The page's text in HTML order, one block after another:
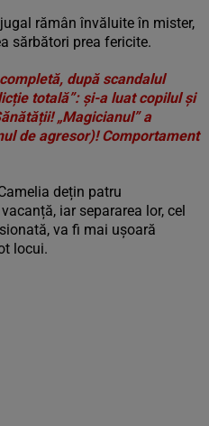
rămân învăluite în mister,
sărbători prea fericite.
după scandalul
totală”: și-a luat copilul și
„Magicianul” a
de agresor)! Comportament
dețin patru
iar separarea lor, cel
va fi mai ușoară
locui.